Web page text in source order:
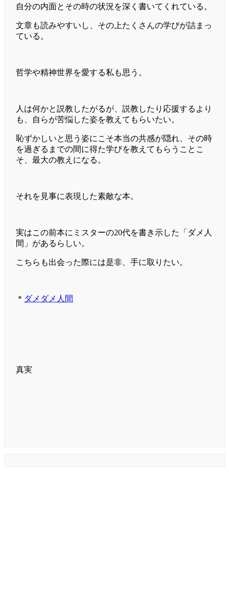
自分の内面とその時の状況を深く書いてくれている。
文章も読みやすいし、その上たくさんの学びが詰まっ
ている。
哲学や精神世界を愛する私も思う。
人は何かと説教したがるが、説教したり応援するより
も、自らが苦悩した姿を教えてもらいたい。
恥ずかしいと思う姿にこそ本当の共感が隠れ、その時
を過ぎるまでの間に得た学びを教えてもらうことこ
そ、最大の教えになる。
それを見事に表現した素敵な本。
実はこの前本にミスターの20代を書き示した「ダメ人
間」があるらしい。
こちらも出会った際には是非、手に取りたい。
＊ ダメダメ人間
真実